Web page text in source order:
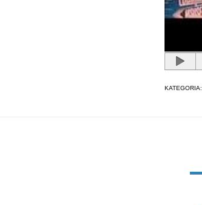
KATEGORIA: